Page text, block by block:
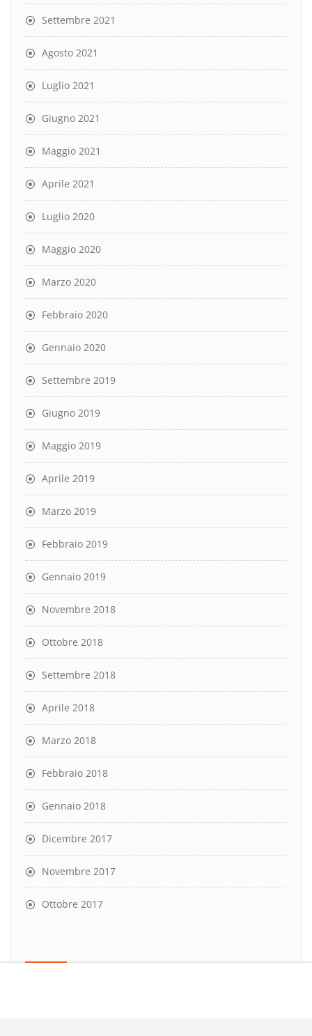
Settembre 2021
Agosto 2021
Luglio 2021
Giugno 2021
Maggio 2021
Aprile 2021
Luglio 2020
Maggio 2020
Marzo 2020
Febbraio 2020
Gennaio 2020
Settembre 2019
Giugno 2019
Maggio 2019
Aprile 2019
Marzo 2019
Febbraio 2019
Gennaio 2019
Novembre 2018
Ottobre 2018
Settembre 2018
Aprile 2018
Marzo 2018
Febbraio 2018
Gennaio 2018
Dicembre 2017
Novembre 2017
Ottobre 2017